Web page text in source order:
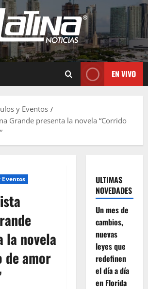
EN VIVO
y Eventos
Grande presenta la novela “Corrido
Eventos
la novela
de amor
ULTIMAS
NOVEDADES
Un mes de
cambios,
nuevas
leyes que
redefinen
el día a día
en Florida